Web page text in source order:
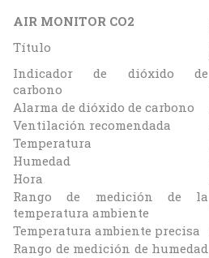
AIR MONITOR CO2
Título
Indicador de dióxido de
carbono
Alarma de dióxido de carbono
Ventilación recomendada
Temperatura
Humedad
Hora
Rango de medición de la
temperatura ambiente
Temperatura ambiente precisa
Rango de medición de humedad